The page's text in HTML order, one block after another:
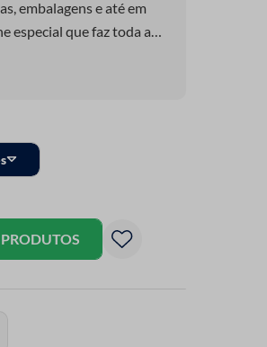
embalagens e até em
especial que faz toda a